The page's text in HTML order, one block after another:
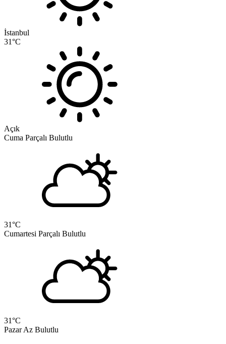
İstanbul
31°C
Açık
Cuma Parçalı Bulutlu
31°C
Cumartesi Parçalı Bulutlu
31°C
Pazar Az Bulutlu